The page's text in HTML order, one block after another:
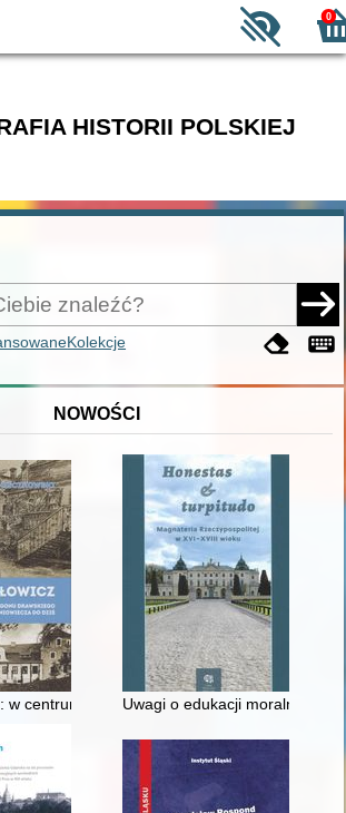
0
HISTORII POLSKIEJ
Kolekcje
NOWOŚCI
w centrum poligonu drawskiego od
Uwagi o edukacji moralnej